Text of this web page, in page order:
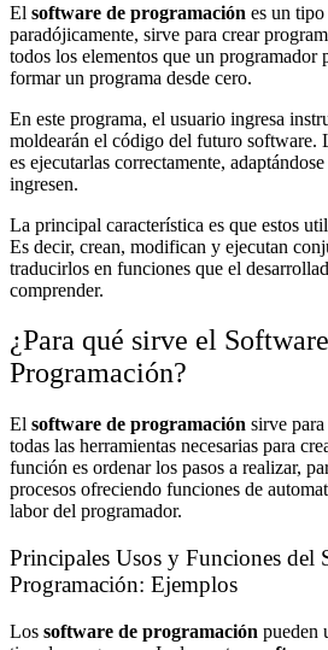
El software de programación es un
paradójicamente, sirve para crear
todos los elementos que un programador
formar un programa desde cero.
En este programa, el usuario ingresa
moldearán el código del futuro software.
es ejecutarlas correctamente,
ingresen.
La principal característica es que estos
Es decir, crean, modifican y ejecutan
traducirlos en funciones que el
comprender.
¿Para qué sirve el
Programación?
El software de programación sirve
todas las herramientas necesarias para
función es ordenar los pasos a realizar,
procesos ofreciendo funciones de
labor del programador.
Principales Usos y Funciones del
Programación: Ejemplos
Los software de programación pueden